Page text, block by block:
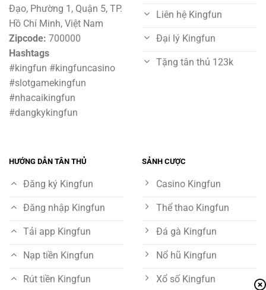
Đạo, Phường 1, Quận 5, TP.
Hồ Chí Minh, Việt Nam
Zipcode: 700000
Hashtags
#kingfun #kingfuncasino
#slotgamekingfun
#nhacaikingfun
#dangkykingfun
Liên hệ Kingfun
Đại lý Kingfun
Tặng tân thủ 123k
HƯỚNG DẪN TÂN THỦ
Đăng ký Kingfun
Đăng nhập Kingfun
Tải app Kingfun
Nạp tiền Kingfun
Rút tiền Kingfun
SẢNH CƯỢC
Casino Kingfun
Thể thao Kingfun
Đá gà Kingfun
Nổ hũ Kingfun
Xổ số Kingfun